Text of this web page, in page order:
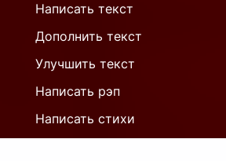
Написать текст
Дополнить текст
Улучшить текст
Написать рэп
Написать стихи